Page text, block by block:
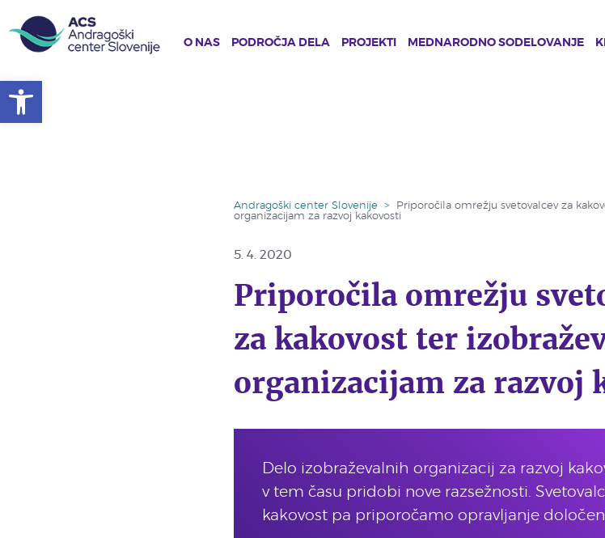
O NAS PODROČJA DELA PROJEKTI MEDNARODNO SODELOVANJE
Andragoški center Slovenije >
Priporočila omrežju svetovalcev za
organizacijam za razvoj kakovosti
5. 4. 2020
Priporočila omrežju
za kakovost ter
organizacijam za razvoj
Delo izobraževalnih organizacij za razvoj
v tem času pridobi nove razsežnosti.
kakovost pa priporočamo opravljanje
Open toolbar